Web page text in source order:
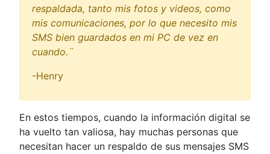
respaldada, tanto mis fotos y videos, como
mis comunicaciones, por lo que necesito mis
SMS bien guardados en mi PC de vez en
cuando.¨
-Henry
En estos tiempos, cuando la información digital se
ha vuelto tan valiosa, hay muchas personas que
necesitan hacer un respaldo de sus mensajes SMS